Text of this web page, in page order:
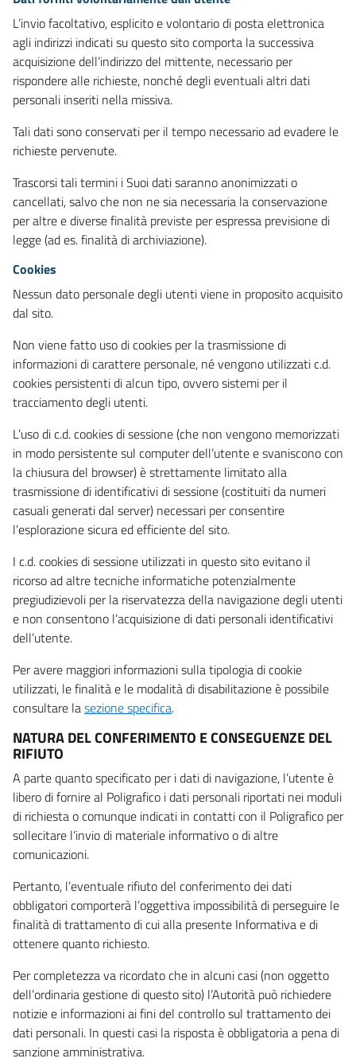
L’invio facoltativo, esplicito e volontario di posta elettronica
agli indirizzi indicati su questo sito comporta la successiva
acquisizione dell’indirizzo del mittente, necessario per
rispondere alle richieste, nonché degli eventuali altri dati
personali inseriti nella missiva.
Tali dati sono conservati per il tempo necessario ad evadere le
richieste pervenute.
Trascorsi tali termini i Suoi dati saranno anonimizzati o
cancellati, salvo che non ne sia necessaria la conservazione
per altre e diverse finalità previste per espressa previsione di
legge (ad es. finalità di archiviazione).
Cookies
Nessun dato personale degli utenti viene in proposito acquisito
dal sito.
Non viene fatto uso di cookies per la trasmissione di
informazioni di carattere personale, né vengono utilizzati c.d.
cookies persistenti di alcun tipo, ovvero sistemi per il
tracciamento degli utenti.
L’uso di c.d. cookies di sessione (che non vengono memorizzati
in modo persistente sul computer dell’utente e svaniscono con
la chiusura del browser) è strettamente limitato alla
trasmissione di identificativi di sessione (costituiti da numeri
casuali generati dal server) necessari per consentire
l’esplorazione sicura ed efficiente del sito.
I c.d. cookies di sessione utilizzati in questo sito evitano il
ricorso ad altre tecniche informatiche potenzialmente
pregiudizievoli per la riservatezza della navigazione degli utenti
e non consentono l’acquisizione di dati personali identificativi
dell’utente.
Per avere maggiori informazioni sulla tipologia di cookie
utilizzati, le finalità e le modalità di disabilitazione è possibile
consultare lasezione specifica.
NATURA DEL CONFERIMENTO E CONSEGUENZE DEL
RIFIUTO
A parte quanto specificato per i dati di navigazione, l’utente è
libero di fornire al Poligrafico i dati personali riportati nei moduli
di richiesta o comunque indicati in contatti con il Poligrafico per
sollecitare l’invio di materiale informativo o di altre
comunicazioni.
Pertanto, l’eventuale rifiuto del conferimento dei dati
obbligatori comporterà l’oggettiva impossibilità di perseguire le
finalità di trattamento di cui alla presente Informativa e di
ottenere quanto richiesto.
Per completezza va ricordato che in alcuni casi (non oggetto
dell’ordinaria gestione di questo sito) l’Autorità può richiedere
notizie e informazioni ai fini del controllo sul trattamento dei
dati personali. In questi casi la risposta è obbligatoria a pena di
sanzione amministrativa.